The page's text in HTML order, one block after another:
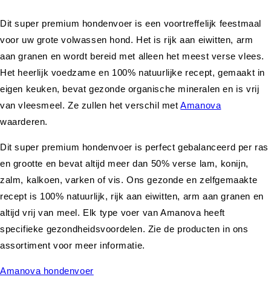
Dit super premium hondenvoer is een voortreffelijk feestmaal
voor uw grote volwassen hond. Het is rijk aan eiwitten, arm
aan granen en wordt bereid met alleen het meest verse vlees.
Het heerlijk voedzame en 100% natuurlijke recept, gemaakt in
eigen keuken, bevat gezonde organische mineralen en is vrij
van vleesmeel. Ze zullen het verschil metAmanova
waarderen.
Dit super premium hondenvoer is perfect gebalanceerd per ras
en grootte en bevat altijd meer dan 50% verse lam, konijn,
zalm, kalkoen, varken of vis. Ons gezonde en zelfgemaakte
recept is 100% natuurlijk, rijk aan eiwitten, arm aan granen en
altijd vrij van meel. Elk type voer van Amanova heeft
specifieke gezondheidsvoordelen. Zie de producten in ons
assortiment voor meer informatie.
Amanova hondenvoer